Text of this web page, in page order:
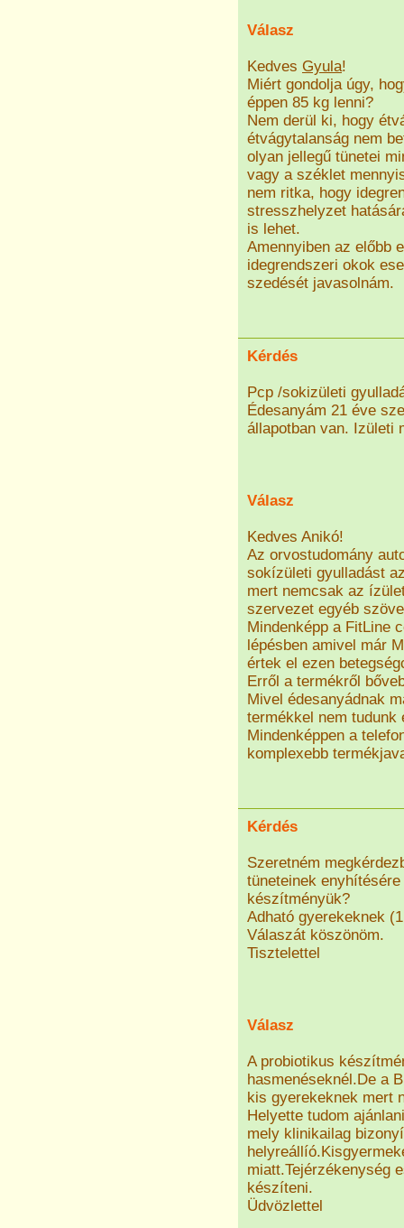
Válasz
Kedves Gyula!
Miért gondolja úgy,
éppen 85 kg lenni?
Nem derül ki, hogy
étvágytalanság nem
olyan jellegű tünetei
vagy a széklet
nem ritka, hogy
stresszhelyzet
is lehet.
Amennyiben az előbb
idegrendszeri okok
szedését javasolnám.
Kérdés
Pcp /sokizületi
Édesanyám 21 éve
állapotban van. Izületi
Válasz
Kedves Anikó!
Az orvostudomány
sokízületi gyulladást
mert nemcsak az
szervezet egyéb
Mindenképp a FitLine
lépésben amivel már
értek el ezen
Erről a termékről
Mivel édesanyádnak
termékkel nem tudunk
Mindenképpen a
komplexebb
Kérdés
Szeretném
tüneteinek
készítményük?
Adható gyerekeknek
Válaszát köszönöm.
Tisztelettel
Válasz
A probiotikus
hasmenéseknél.De a
kis gyerekeknek mert
Helyette tudom
mely klinikailag
miatt.Tejérzékenység
készíteni.
Üdvözlettel